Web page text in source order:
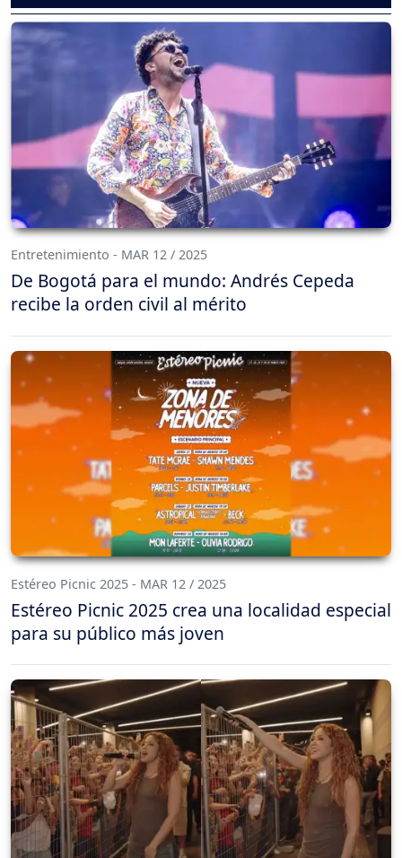
Entretenimiento - MAR 12 / 2025
De Bogotá para el mundo: Andrés Cepeda
recibe la orden civil al mérito
Estéreo Picnic 2025 - MAR 12 / 2025
Estéreo Picnic 2025 crea una localidad especial
para su público más joven